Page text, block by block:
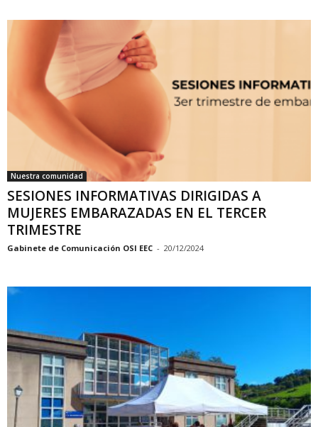
Nuestra comunidad
SESIONES INFORMATIVAS DIRIGIDAS A
MUJERES EMBARAZADAS EN EL TERCER
TRIMESTRE
Gabinete de Comunicación OSI EEC - 20/12/2024